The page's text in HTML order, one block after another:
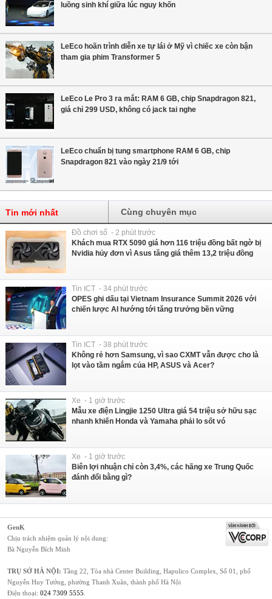
luồng sinh khí giữa lúc nguy khốn
LeEco hoãn trình diễn xe tự lái ở Mỹ vì chiếc xe còn bận
tham gia phim Transformer 5
LeEco Le Pro 3 ra mắt: RAM 6 GB, chip Snapdragon 821,
giá chỉ 299 USD, không có jack tai nghe
LeEco chuẩn bị tung smartphone RAM 6 GB, chip
Snapdragon 821 vào ngày 21/9 tới
Tin mới nhất Cùng chuyên mục
Đồ chơi số - 2 phút trước
Khách mua RTX 5090 giá hơn 116 triệu đồng bất ngờ bị
Nvidia hủy đơn vì Asus tăng giá thêm 13,2 triệu đồng
Tin ICT - 34 phút trước
OPES ghi dấu tại Vietnam Insurance Summit 2026 với
chiến lược AI hướng tới tăng trưởng bền vững
Tin ICT - 38 phút trước
Không rẻ hơn Samsung, vì sao CXMT vẫn được cho là
lọt vào tầm ngắm của HP, ASUS và Acer?
Xe - 1 giờ trước
Mẫu xe điện Lingjie 1250 Ultra giá 54 triệu sở hữu sạc
nhanh khiến Honda và Yamaha phải lo sốt vó
Xe - 1 giờ trước
Biên lợi nhuận chỉ còn 3,4%, các hãng xe Trung Quốc
đánh đổi bằng gì?
GenK
Chịu trách nhiệm quản lý nội dung:
Bà Nguyễn Bích Minh
TRỤ SỞ HÀ NỘI: Tầng 22, Tòa nhà Center Building, Hapulico Complex, Số 01, phố
Nguyễn Huy Tưởng, phường Thanh Xuân, thành phố Hà Nội
Điện thoại: 024 7309 5555